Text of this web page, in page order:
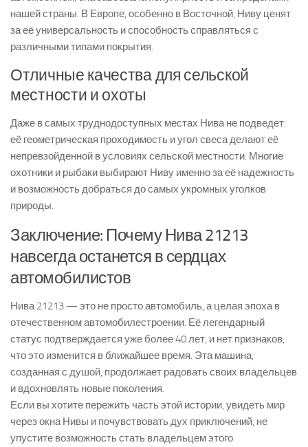
нашей страны. В Европе, особенно в Восточной, Ниву ценят
за её универсальность и способность справляться с
различными типами покрытия.
Отличные качества для сельской
местности и охоты
Даже в самых труднодоступных местах Нива не подведет:
её геометрическая проходимость и угол свеса делают её
непревзойденной в условиях сельской местности. Многие
охотники и рыбаки выбирают Ниву именно за её надежность
и возможность добраться до самых укромных уголков
природы.
Заключение: Почему Нива 21213
навсегда останется в сердцах
автомобилистов
Нива 21213 — это не просто автомобиль, а целая эпоха в
отечественном автомобилестроении. Её легендарный
статус подтверждается уже более 40 лет, и нет признаков,
что это изменится в ближайшее время. Эта машина,
созданная с душой, продолжает радовать своих владельцев
и вдохновлять новые поколения.
Если вы хотите пережить часть этой истории, увидеть мир
через окна Нивы и почувствовать дух приключений, не
упустите возможность стать владельцем этого